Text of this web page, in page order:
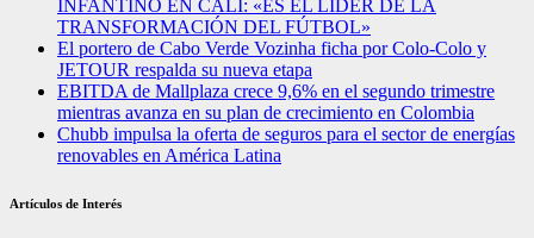
INFANTINO EN CALI: «ES EL LÍDER DE LA
TRANSFORMACIÓN DEL FÚTBOL»
El portero de Cabo Verde Vozinha ficha por Colo-Colo y
JETOUR respalda su nueva etapa
EBITDA de Mallplaza crece 9,6% en el segundo trimestre
mientras avanza en su plan de crecimiento en Colombia
Chubb impulsa la oferta de seguros para el sector de energías
renovables en América Latina
Artículos de Interés